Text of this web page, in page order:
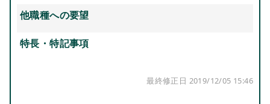
他職種への要望
特長・特記事項
最終修正日 2019/12/05 15:46